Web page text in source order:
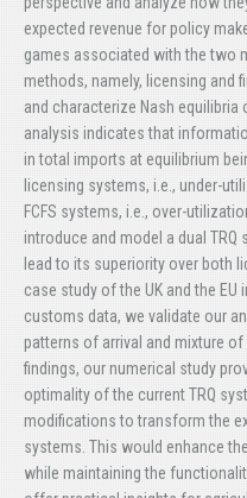
expected revenue for policy
games associated with the two
methods, namely, licensing and
and characterize Nash equilibria
analysis indicates that
in total imports at equilibrium
licensing systems, i.e., under-
FCFS systems, i.e., over-
introduce and model a dual
lead to its superiority over both
case study of the UK and the
customs data, we validate our
patterns of arrival and mixture
findings, our numerical study
optimality of the current TRQ
modifications to transform the
systems. This would enhance
while maintaining the